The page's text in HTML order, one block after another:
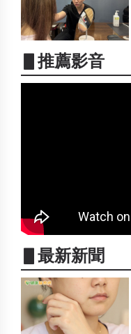
▋推薦影音
▋最新新聞